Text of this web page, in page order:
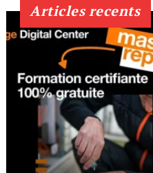
Articles recents